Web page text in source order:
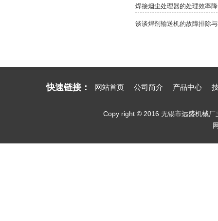
焊接烟尘处理器的处理效率
谈谈焊剂输送机的故障排除
快速链接： 网站首页 公司简介 产品中心
Copy right © 2016 无锡市远盛机械